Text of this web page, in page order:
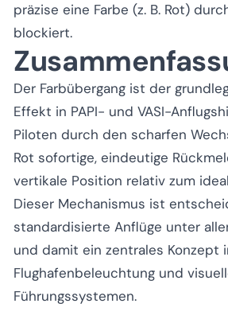
präzise eine Farbe (z. B. Rot)
blockiert.
Der Farbübergang ist der
Effekt in PAPI- und VASI-
Piloten durch den scharfen
Rot sofortige, eindeutige
vertikale Position relativ zum
Dieser Mechanismus ist
standardisierte Anflüge unter
und damit ein zentrales Konzept
Flughafenbeleuchtung und
Führungssystemen.